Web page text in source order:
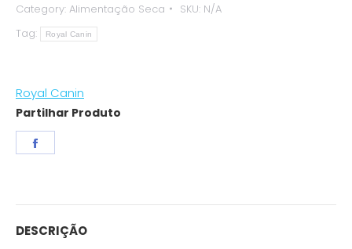
Adult
+8
Category: Alimentação Seca SKU: N/A
Tag:
Royal Canin
Royal Canin
Partilhar Produto
DESCRIÇÃO